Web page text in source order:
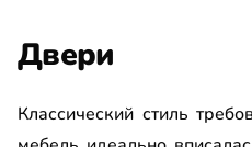
Двери
Классический стиль